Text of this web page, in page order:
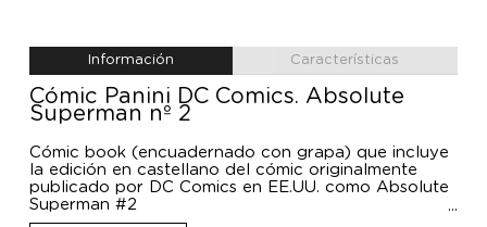
Información Características
Cómic Panini DC Comics. Absolute
Superman nº 2
Cómic book (encuadernado con grapa) que incluye
la edición en castellano del cómic originalmente
publicado por DC Comics en EE.UU. como Absolute
Superman #2